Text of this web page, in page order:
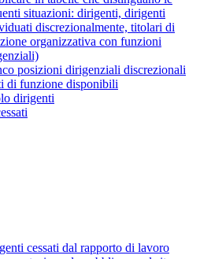
situazioni: dirigenti, dirigenti
discrezionalmente, titolari di
organizzativa con funzioni
posizioni dirigenziali discrezionali
di funzione disponibili
dirigenti
cessati dal rapporto di lavoro